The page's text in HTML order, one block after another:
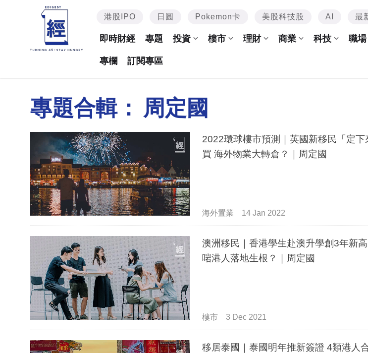
港股IPO 日圓 Pokemon卡 美股科技股 AI 最
即時財經 專題 投資 樓市 理財 商業 科技 職場
專欄 訂閱專區
專題合輯： 周定國
2022環球樓市預測｜英國新移民「定下
買 海外物業大轉倉？｜周定國
海外置業 14 Jan 2022
澳洲移民｜香港學生赴澳升學創3年新
啱港人落地生根？｜周定國
樓市 3 Dec 2021
移居泰國｜泰國明年推新簽證 4類港人